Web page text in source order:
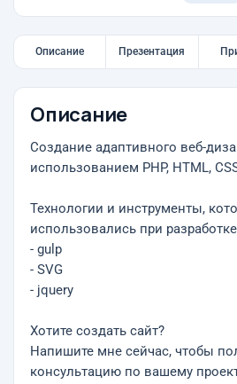
Описание Презентация
Описание
Создание адаптивного веб-
использованием PHP, HTML,
Технологии и инструменты,
использовались при
- gulp
- SVG
- jquery
Хотите создать сайт?
Напишите мне сейчас, чтобы
консультацию по вашему